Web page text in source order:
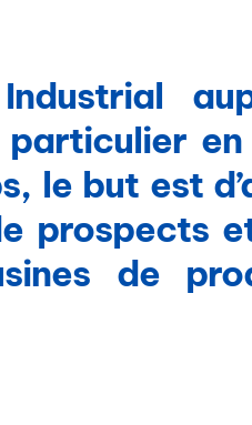
le but est
prospects
de